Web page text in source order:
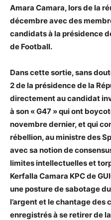
Amara Camara, lors de la
décembre avec des
candidats à la présidence
de Football.
Dans cette sortie, sans
2 de la présidence de la
directement au candidat
à son « G47 » qui ont
novembre dernier, et qui
rébellion, au ministre des
avec sa notion de
limites intellectuelles et
Kerfalla Camara KPC de
une posture de sabotage
l’argent et le chantage
enregistrés à se retirer de